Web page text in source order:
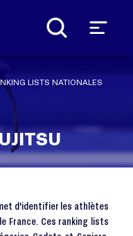
LISTS NATIONALES
d'identifier les athlètes
France. Ces ranking lists